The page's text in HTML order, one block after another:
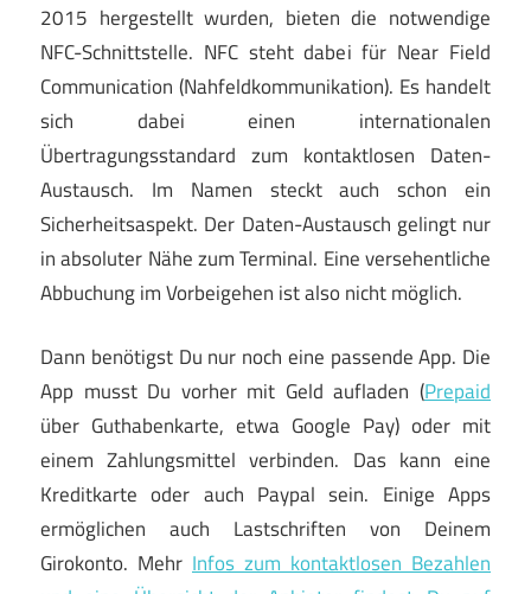
2015 hergestellt wurden, bieten die notwendige
NFC-Schnittstelle. NFC steht dabei für Near Field
Communication (Nahfeldkommunikation). Es handelt
sich dabei einen internationalen
Übertragungsstandard zum kontaktlosen Daten-
Austausch. Im Namen steckt auch schon ein
Sicherheitsaspekt. Der Daten-Austausch gelingt nur
in absoluter Nähe zum Terminal. Eine versehentliche
Abbuchung im Vorbeigehen ist also nicht möglich.
Dann benötigst Du nur noch eine passende App. Die
App musst Du vorher mit Geld aufladen (Prepaid
über Guthabenkarte, etwa Google Pay) oder mit
einem Zahlungsmittel verbinden. Das kann eine
Kreditkarte oder auch Paypal sein. Einige Apps
ermöglichen auch Lastschriften von Deinem
Girokonto. Mehr Infos zum kontaktlosen Bezahlen